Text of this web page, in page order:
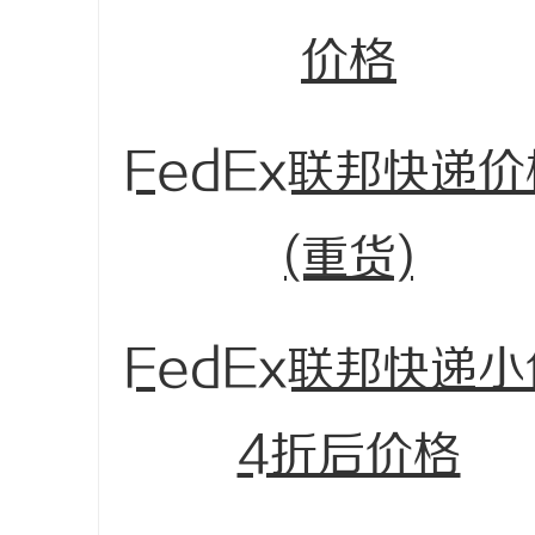
价格
FedEx联邦快递价
(重货)
FedEx联邦快递小
4折后价格